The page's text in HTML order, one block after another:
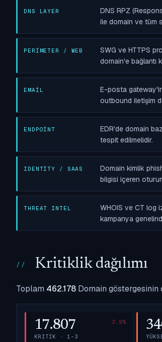
DNS LAYER
DNS RPZ
ile domain ve tüm
PERIMETER / WEB
SWG ve HTTPS
domain'e bağlantı
EMAIL
E-posta
outbound iletişim
ENDPOINT
EDR'de domain
tespit edilmelidir.
IDENTITY / SAAS
Domain kimlik
bilgisi içeren
THREAT INTEL
WHOIS ve CT log
kampanya
Kritiklik dağılımı
Toplam 462.178 Domain göstergesinin
17.807
KRITIK · 1–3